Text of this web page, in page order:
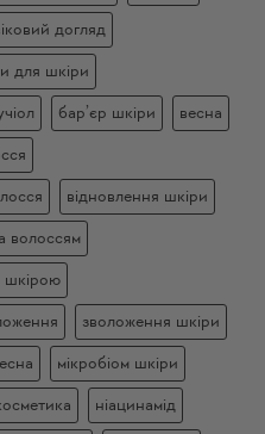
догляд
для шкіри
бар’єр шкіри весна
відновлення шкіри
волоссям
шкірою
зволоження шкіри
мікробіом шкіри
ніацинамід